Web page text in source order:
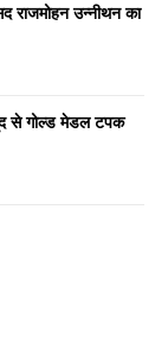
AIN
राजमोहन उन्नीथन का
से गोल्ड मेडल टपक